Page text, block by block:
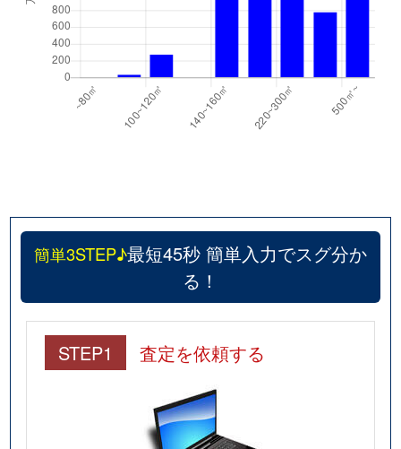
簡単3STEP♪最短45秒 簡単入力でスグ分か
る！
STEP1 査定を依頼する